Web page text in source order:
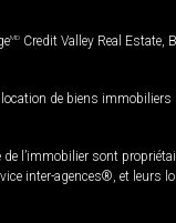
MD Credit Valley Real Estate,
de biens immobiliers
l’immobilier sont
inter-agences®, et leurs